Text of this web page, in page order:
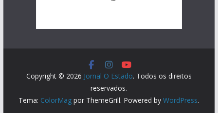
Copyright © 2026 Jornal O Estado. Todos os direitos
reservados.
Tema: ColorMag por ThemeGrill. Powered byWordPress.